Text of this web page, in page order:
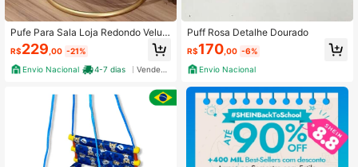
Pufe Para Sala Loja Redondo Velud
o Barato Direto De Fábrica Puff Dec
orativo Luxo Macio Camarin Loja S
ala de estar Clinicas para quarto inf
antil
R$229 ,00 -21%
Envio Nacional
4-7 dias
Puff Rosa Detalhe Dourado
R$170 ,00 -6%
Envio Nacional